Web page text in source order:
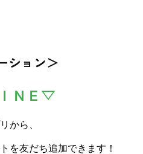
ション＞
ＮＥ▽
から、
を友だち追加できます！